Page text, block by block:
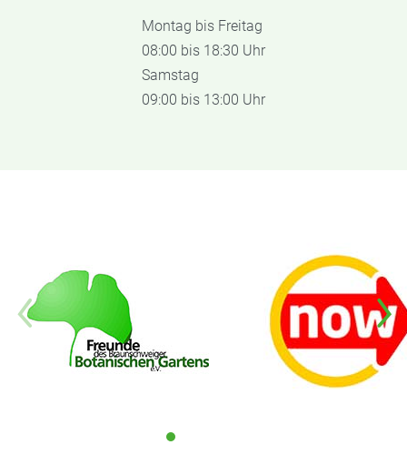
Montag bis Freitag
08:00 bis 18:30 Uhr
Samstag
09:00 bis 13:00 Uhr